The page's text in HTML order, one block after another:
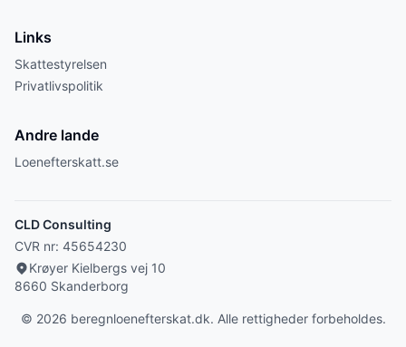
Links
Skattestyrelsen
Privatlivspolitik
Andre lande
Loenefterskatt.se
CLD Consulting
CVR nr: 45654230
Krøyer Kielbergs vej 10
8660 Skanderborg
© 2026 beregnloenefterskat.dk. Alle rettigheder forbeholdes.